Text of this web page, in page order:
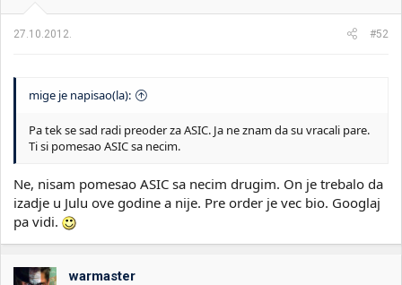
27.10.2012. #52
mige je napisao(la):
Pa tek se sad radi preoder za ASIC. Ja ne znam da su vracali pare.
Ti si pomesao ASIC sa necim.
Ne, nisam pomesao ASIC sa necim drugim. On je trebalo da
izadje u Julu ove godine a nije. Pre order je vec bio. Googlaj
pa vidi.
warmaster